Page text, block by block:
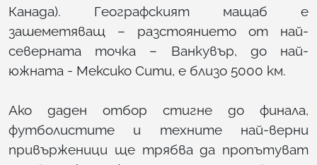
Канада). Географският мащаб е
зашеметяващ – разстоянието от най-
северната точка – Ванкувър, до най-
южната - Мексико Сити, е близо 5000 км.
Ако даден отбор стигне до финала,
футболистите и техните най-верни
привърженици ще трябва да пропътуват